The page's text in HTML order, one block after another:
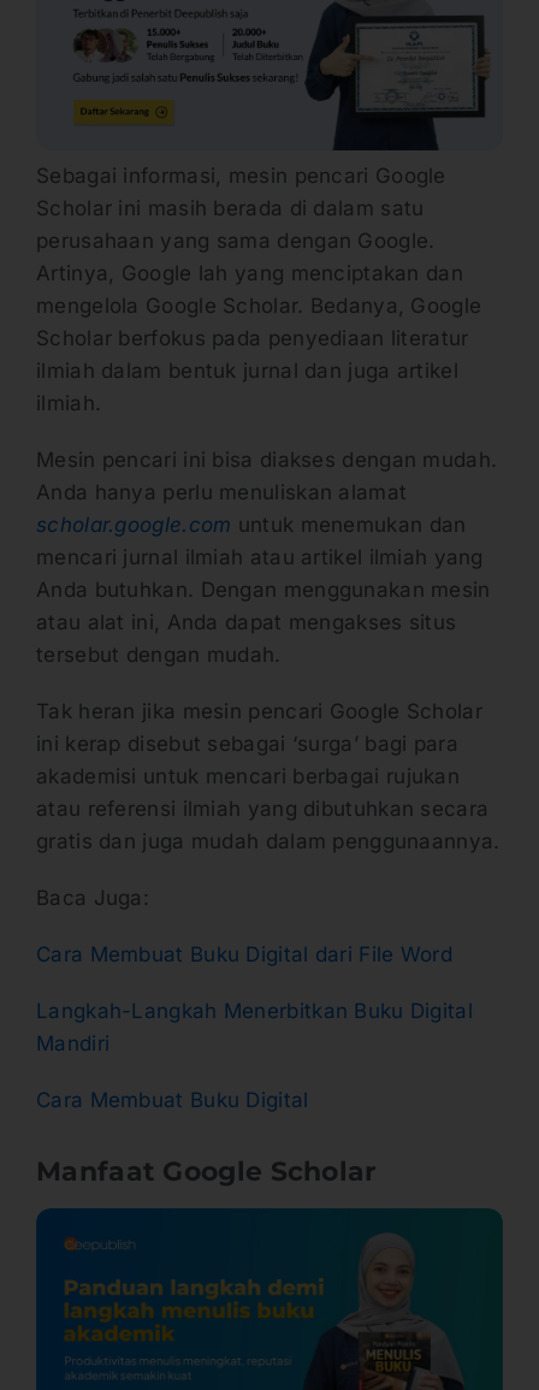
Sebagai informasi, mesin pencari Google
Scholar ini masih berada di dalam satu
perusahaan yang sama dengan Google.
Artinya, Google lah yang menciptakan dan
mengelola Google Scholar. Bedanya, Google
Scholar berfokus pada penyediaan literatur
ilmiah dalam bentuk jurnal dan juga artikel
ilmiah.
Mesin pencari ini bisa diakses dengan mudah.
Anda hanya perlu menuliskan alamat
scholar.google.com untuk menemukan dan
mencari jurnal ilmiah atau artikel ilmiah yang
Anda butuhkan. Dengan menggunakan mesin
atau alat ini, Anda dapat mengakses situs
tersebut dengan mudah.
Tak heran jika mesin pencari Google Scholar
ini kerap disebut sebagai ‘surga’ bagi para
akademisi untuk mencari berbagai rujukan
atau referensi ilmiah yang dibutuhkan secara
gratis dan juga mudah dalam penggunaannya.
Baca Juga:
Cara Membuat Buku Digital dari File Word
Langkah-Langkah Menerbitkan Buku Digital
Mandiri
Cara Membuat Buku Digital
Manfaat Google Scholar